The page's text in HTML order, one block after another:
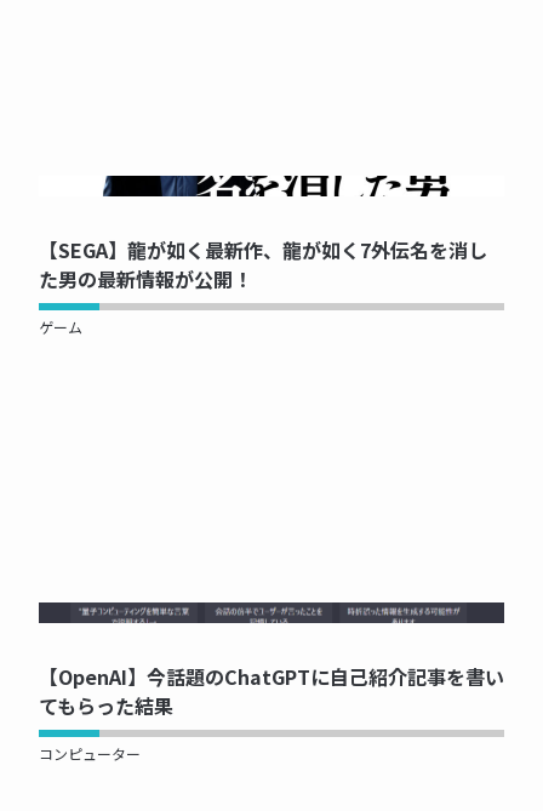
NOW PRINTING...
【SEGA】龍が如く最新作、龍が如く7外伝名を消し
た男の最新情報が公開！
ゲーム
NOW PRINTING...
【OpenAI】今話題のChatGPTに自己紹介記事を書い
てもらった結果
コンピューター